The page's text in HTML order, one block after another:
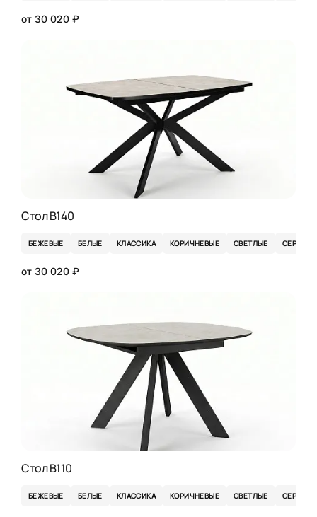
от 30 020 ₽
Стол B140
БЕЖЕВЫЕ БЕЛЫЕ КЛАССИКА КОРИЧНЕВЫЕ СВЕТЛЫЕ СЕРЫЕ
от 30 020 ₽
Стол B110
БЕЖЕВЫЕ БЕЛЫЕ КЛАССИКА КОРИЧНЕВЫЕ СВЕТЛЫЕ СЕРЫЕ